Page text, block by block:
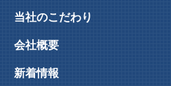
当社のこだわり
会社概要
新着情報